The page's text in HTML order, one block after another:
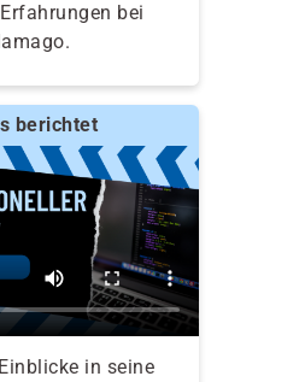
bei
berichtet
in seine